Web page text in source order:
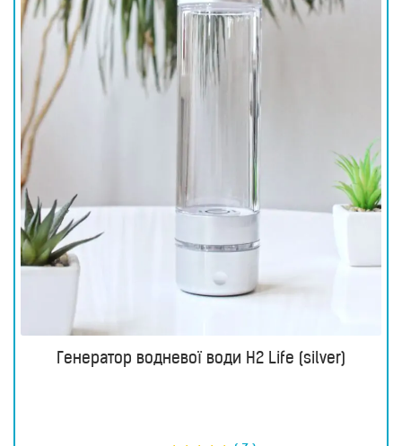
Генератор водневої води H2 Life (silver)